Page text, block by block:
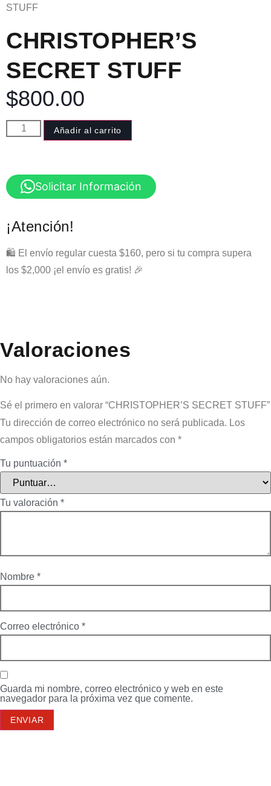
STUFF
CHRISTOPHER’S
SECRET STUFF
$800.00
Añadir al carrito
Solicitar Información
¡Atención!
🛍️ El envío regular cuesta $160, pero si tu compra supera
los $2,000 ¡el envío es gratis! 🎉
Valoraciones
No hay valoraciones aún.
Sé el primero en valorar “CHRISTOPHER’S SECRET STUFF”
Tu dirección de correo electrónico no será publicada. Los
campos obligatorios están marcados con *
Tu puntuación *
Tu valoración *
Nombre *
Correo electrónico *
Guarda mi nombre, correo electrónico y web en este
navegador para la próxima vez que comente.